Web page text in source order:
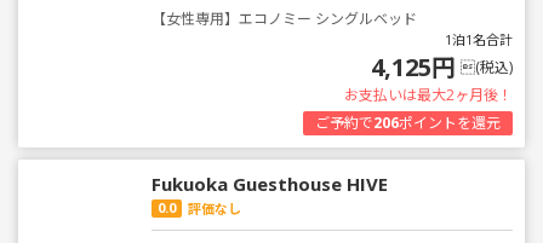
【女性専用】エコノミー シングルベッド
1泊1名合計
4,125円 (税込)
お支払いは最大2ヶ月後！
ご予約で206ポイントを還元
Fukuoka Guesthouse HIVE
0.0 評価なし